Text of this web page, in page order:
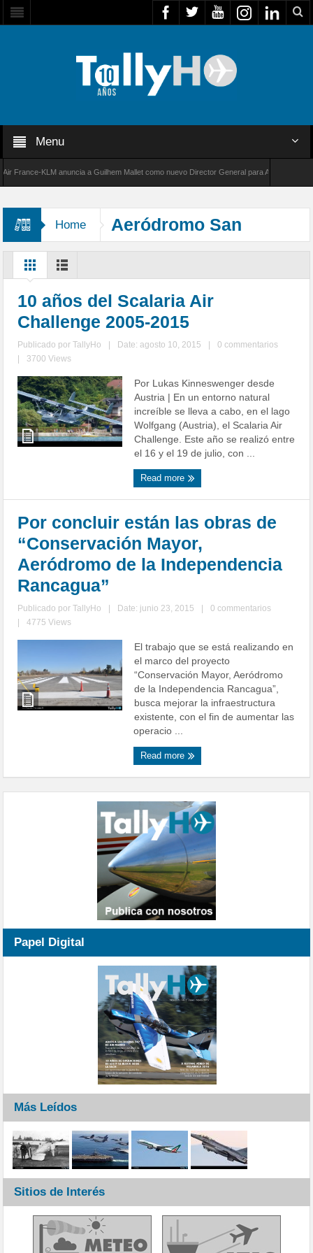
Menu
KLM anuncia a Guilhem Mallet como nuevo Director General para América Latina
Home
Aeródromo San
Fernando
10 años del Scalaria Air
Challenge 2005-2015
Publicado porTallyHo Date: agosto 10, 2015
0 commentarios
3700 Views
Por Lukas Kinneswenger desde
Austria | En un entorno natural
increíble se lleva a cabo, en el lago
Wolfgang (Austria), el Scalaria Air
Challenge. Este año se realizó entre
el 16 y el 19 de julio, con ...
Read more
Por concluir están las obras de
“Conservación Mayor,
Aeródromo de la Independencia
Rancagua”
Publicado porTallyHo Date: junio 23, 2015
0 commentarios
4775 Views
El trabajo que se está realizando en
el marco del proyecto
“Conservación Mayor, Aeródromo
de la Independencia Rancagua”,
busca mejorar la infraestructura
existente, con el fin de aumentar las
operacio ...
Read more
Papel Digital
Más Leídos
Sitios de Interés